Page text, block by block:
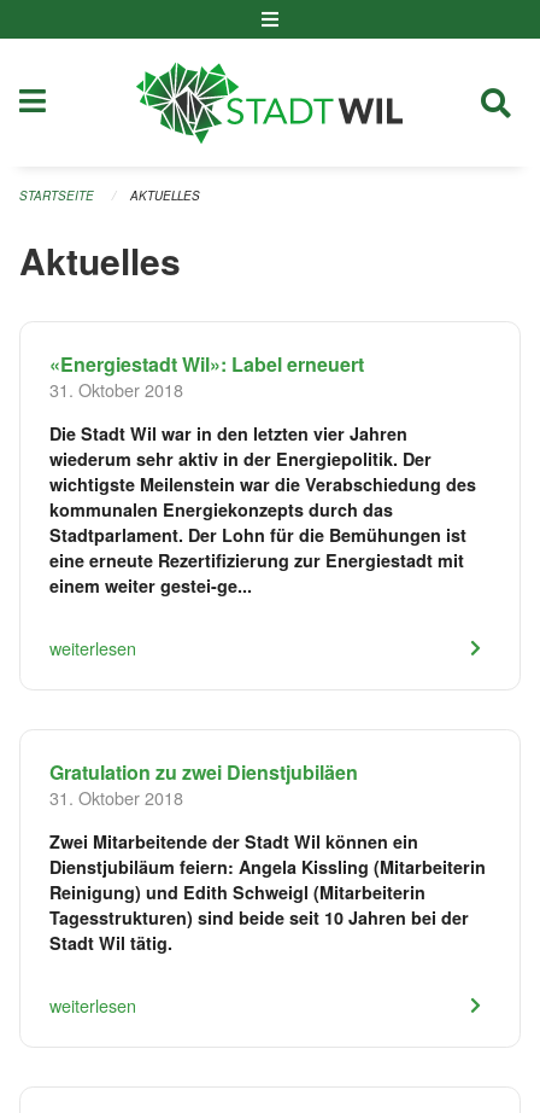
STARTSEITE AKTUELLES
Aktuelles
«Energiestadt Wil»: Label erneuert
31. Oktober 2018
Die Stadt Wil war in den letzten vier Jahren
wiederum sehr aktiv in der Energiepolitik. Der
wichtigste Meilenstein war die Verabschiedung des
kommunalen Energiekonzepts durch das
Stadtparlament. Der Lohn für die Bemühungen ist
eine erneute Rezertifizierung zur Energiestadt mit
einem weiter gestei-ge...
weiterlesen
Gratulation zu zwei Dienstjubiläen
31. Oktober 2018
Zwei Mitarbeitende der Stadt Wil können ein
Dienstjubiläum feiern: Angela Kissling (Mitarbeiterin
Reinigung) und Edith Schweigl (Mitarbeiterin
Tagesstrukturen) sind beide seit 10 Jahren bei der
Stadt Wil tätig.
weiterlesen